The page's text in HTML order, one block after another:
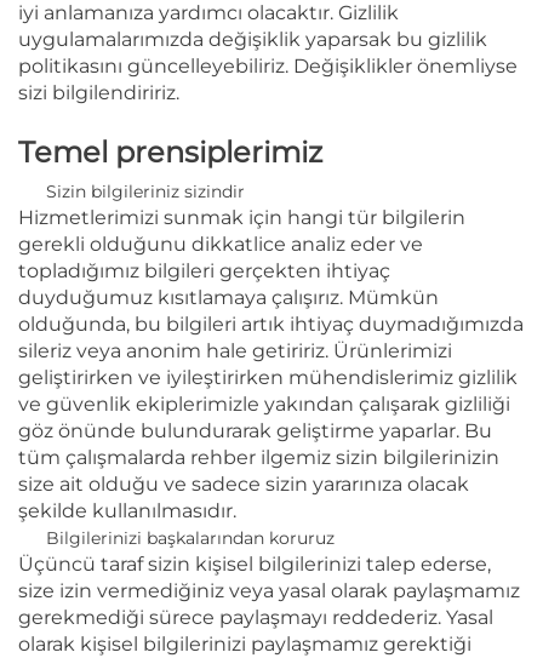
iyi anlamanıza yardımcı olacaktır. Gizlilik
uygulamalarımızda değişiklik yaparsak bu gizlilik
politikasını güncelleyebiliriz. Değişiklikler önemliyse
sizi bilgilendiririz.
Temel prensiplerimiz
Sizin bilgileriniz sizindir
Hizmetlerimizi sunmak için hangi tür bilgilerin
gerekli olduğunu dikkatlice analiz eder ve
topladığımız bilgileri gerçekten ihtiyaç
duyduğumuz kısıtlamaya çalışırız. Mümkün
olduğunda, bu bilgileri artık ihtiyaç duymadığımızda
sileriz veya anonim hale getiririz. Ürünlerimizi
geliştirirken ve iyileştirirken mühendislerimiz gizlilik
ve güvenlik ekiplerimizle yakından çalışarak gizliliği
göz önünde bulundurarak geliştirme yaparlar. Bu
tüm çalışmalarda rehber ilgemiz sizin bilgilerinizin
size ait olduğu ve sadece sizin yararınıza olacak
şekilde kullanılmasıdır.
Bilgilerinizi başkalarından koruruz
Üçüncü taraf sizin kişisel bilgilerinizi talep ederse,
size izin vermediğiniz veya yasal olarak paylaşmamız
gerekmediği sürece paylaşmayı reddederiz. Yasal
olarak kişisel bilgilerinizi paylaşmamız gerektiği